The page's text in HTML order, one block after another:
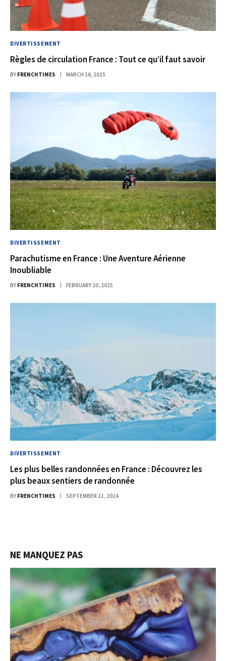
DIVERTISSEMENT
Règles de circulation France : Tout ce qu’il faut savoir
BY FRENCHTIMES MARCH 16, 2025
DIVERTISSEMENT
Parachutisme en France : Une Aventure Aérienne
Inoubliable
BY FRENCHTIMES FEBRUARY 20, 2025
DIVERTISSEMENT
Les plus belles randonnées en France : Découvrez les
plus beaux sentiers de randonnée
BY FRENCHTIMES SEPTEMBER 21, 2024
NE MANQUEZ PAS